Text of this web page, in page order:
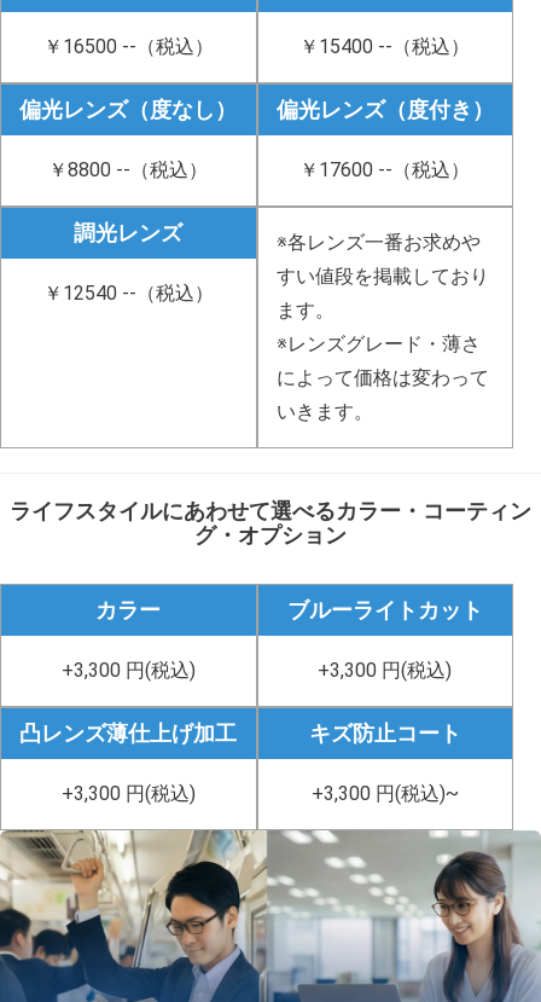
コラム
ブログ
採用
￥16500 --（税込） ￥15400 --（税込）
偏光レンズ（度なし）
￥8800 --（税込）
偏光レンズ（度付き）
￥17600 --（税込）
調光レンズ
￥12540 --（税込）
※各レンズ一番お求めや
すい値段を掲載しており
ます。
※レンズグレード・薄さ
によって価格は変わって
いきます。
ライフスタイルにあわせて選べるカラー・コーティン
グ・オプション
カラー
+3,300 円(税込)
ブルーライトカット
+3,300 円(税込)
凸レンズ薄仕上げ加工
+3,300 円(税込)
キズ防止コート
+3,300 円(税込)~